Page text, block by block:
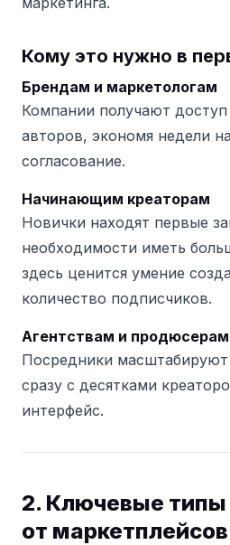
Кому это нужно в
Брендам и маркетологам
Компании получают
авторов, экономя недели
согласование.
Начинающим креаторам
Новички находят первые
необходимости иметь
здесь ценится умение
количество подписчиков.
Агентствам и продюсерам
Посредники масштабируют
сразу с десятками
интерфейс.
2. Ключевые
от